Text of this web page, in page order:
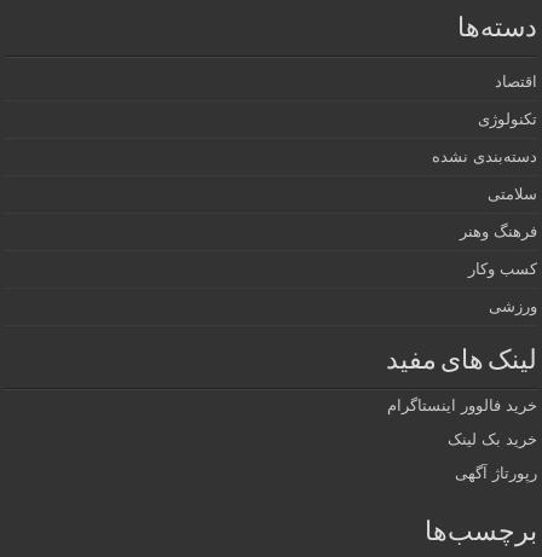
دسته‌ها
اقتصاد
تکنولوژی
دسته‌بندی نشده
سلامتی
فرهنگ وهنر
کسب وکار
ورزشی
لینک های مفید
خرید فالوور اینستاگرام
خرید بک لینک
رپورتاژ آگهی
برچسب‌ها